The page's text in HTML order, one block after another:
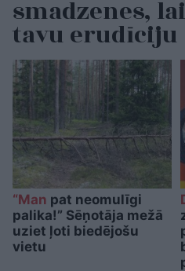
smadzenes,
tavu erudīciju
“Man pat neomulīgi
palika!” Sēņotāja mežā
uziet ļoti biedējošu
vietu